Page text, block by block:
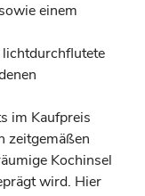
einem
im Kaufpreis
zeitgemäßen
Kochinsel
wird. Hier